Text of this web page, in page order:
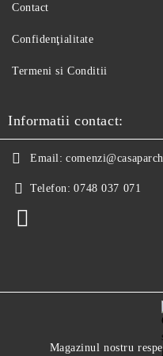
Contact
Confidenţialitate
Termeni si Conditii
Informatii contact:
Email:
Telefon: 0748 037 071
Magazinul nostru